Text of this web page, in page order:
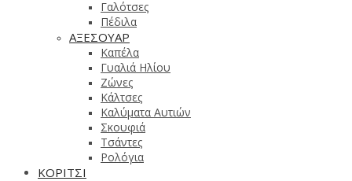
Γαλότσες
Πέδιλα
ΑΞΕΣΟΥΑΡ
Καπέλα
Γυαλιά Ηλίου
Ζώνες
Κάλτσες
Καλύματα Αυτιών
Σκουφιά
Τσάντες
Ρολόγια
ΚΟΡΙΤΣΙ